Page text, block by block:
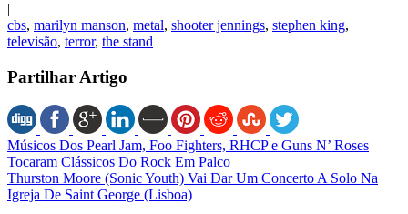
|
cbs, marilyn manson, metal, shooter jennings, stephen king,
televisão, terror, the stand
Partilhar Artigo
Músicos Dos Pearl Jam, Foo Fighters, RHCP e Guns N’ Roses
Tocaram Clássicos Do Rock Em Palco
Thurston Moore (Sonic Youth) Vai Dar Um Concerto A Solo Na
Igreja De Saint George (Lisboa)